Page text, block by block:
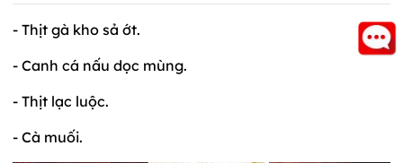
- Thịt gà kho sả ớt.
- Canh cá nấu dọc mùng.
- Thịt lạc luộc.
- Cà muối.